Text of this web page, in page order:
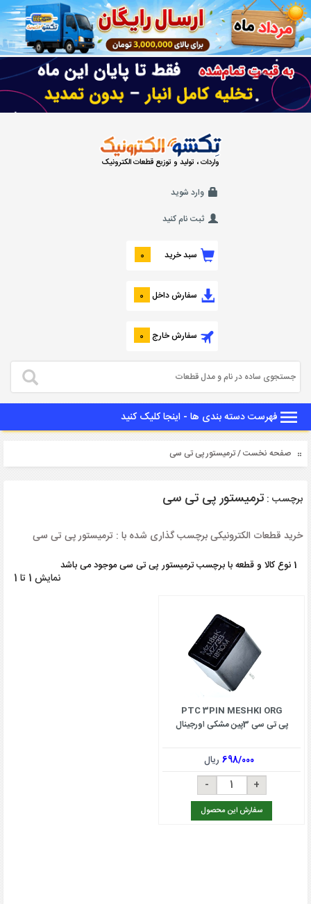
واردات ، تولید و توزیع قطعات الکترونیک
وارد شوید
ثبت نام کنید
سبد خرید 0
سفارش داخل 0
سفارش خارج 0
فهرست دسته بندی ها - اینجا کلیک کنید
صفحه نخست/ ترمیستور پی تی سی
برچسب : ترمیستور پی تی سی
خرید قطعات الکترونیکی برچسب گذاری شده با : ترمیستور پی تی سی
1 نوع کالا و قطعه با برچسب ترمیستور پی تی سی موجود می باشد
نمایش 1 تا 1
PTC 3PIN MESHKI ORG
پی تی سی 3پین مشکی اورجینال
698/000 ریال
سفارش این محصول